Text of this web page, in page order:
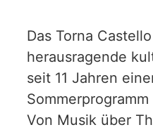
Das Torna
herausragende
seit 11 Jahren
Von Musik über